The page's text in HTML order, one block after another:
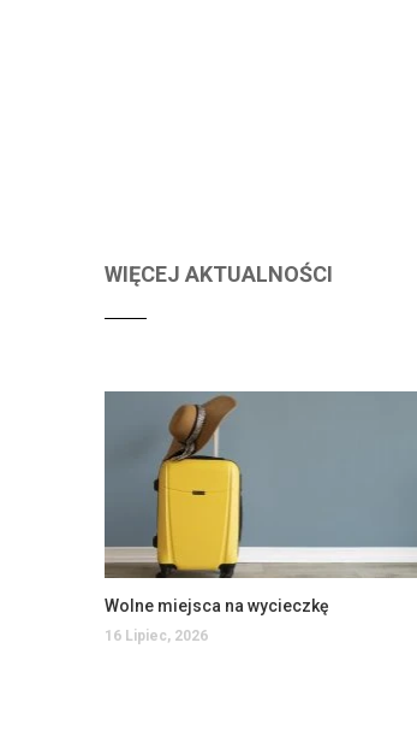
WIĘCEJ AKTUALNOŚCI
Wolne miejsca na wycieczkę
16 Lipiec, 2026